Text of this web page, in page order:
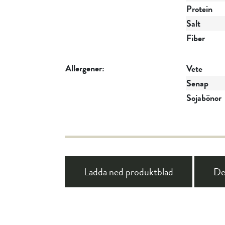
Protein
Salt
Fiber
Allergener:
Vete
Senap
Sojabönor
Ladda ned produktblad